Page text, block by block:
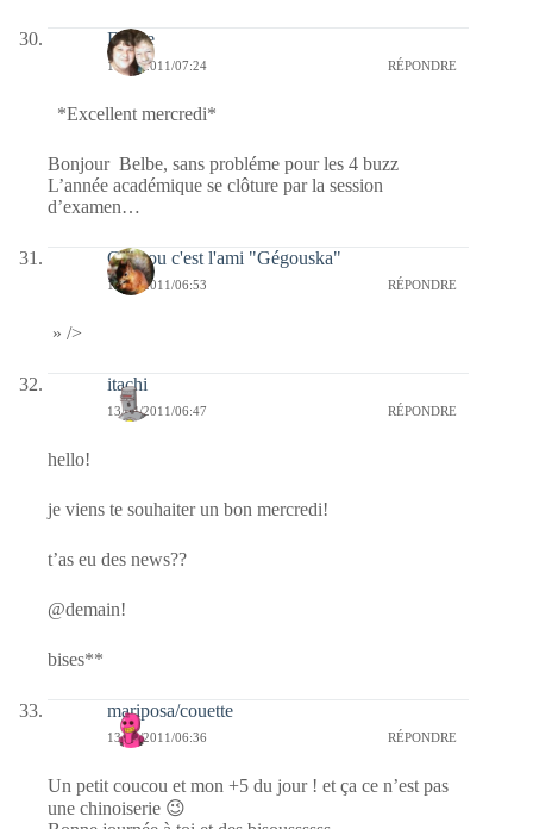
Eliane
13/04/2011/07:24 RÉPONDRE
*Excellent mercredi*
Bonjour Belbe, sans probléme pour les 4 buzz
L’année académique se clôture par la session
d’examen…
Coucou c'est l'ami "Gégouska"
13/04/2011/06:53 RÉPONDRE
» />
itachi
13/04/2011/06:47 RÉPONDRE
hello!
je viens te souhaiter un bon mercredi!
t’as eu des news??
@demain!
bises**
mariposa/couette
13/04/2011/06:36 RÉPONDRE
Un petit coucou et mon +5 du jour ! et ça ce n’est pas
une chinoiserie 😉